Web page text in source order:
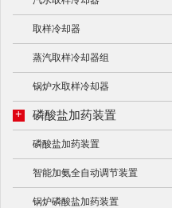
取样冷却器
蒸汽取样冷却器组
锅炉水取样冷却器
+ 磷酸盐加药装置
磷酸盐加药装置
智能加氨全自动调节装置
锅炉磷酸盐加药装置